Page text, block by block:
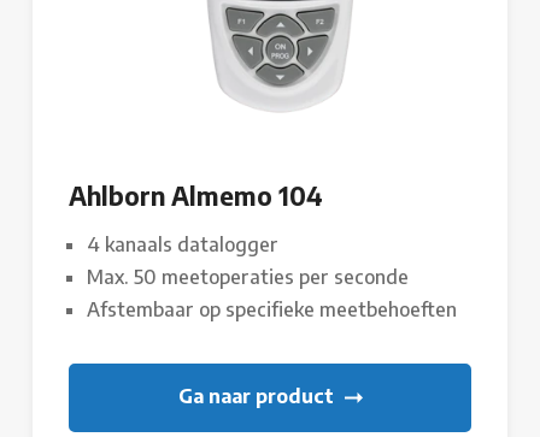
Ahlborn Almemo 104
4 kanaals datalogger
Max. 50 meetoperaties per seconde
Afstembaar op specifieke meetbehoeften
Ga naar product